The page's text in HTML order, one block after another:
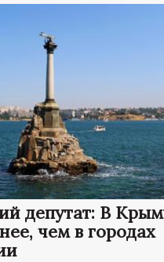
депутат: В
чем в городах